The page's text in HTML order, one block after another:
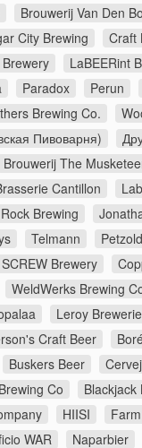
Brouwerij Van Den
City Brewing Craft
LaBEERint
Paradox Perun
Brewing Co.
Пивоварня)
Brouwerij The
Cantillon
Brewing
Telmann
SCREW Brewery
WeldWerks Brewing
Leroy
Craft Beer
Buskers Beer
Co Blackjack
HIISI
WAR Naparbier